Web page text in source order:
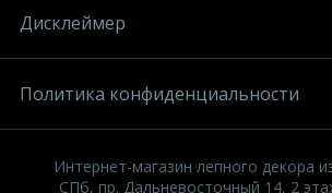
Дисклеймер
Политика конфиденциальности
Интернет-магазин лепного декора
СПб, пр. Дальневосточный 14, 2